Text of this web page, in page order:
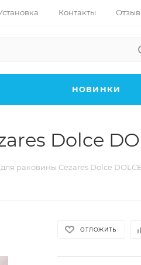
Контакты
НОВИНКИ
Dolce
раковины Cezares Dolce
ОТЛОЖИТЬ